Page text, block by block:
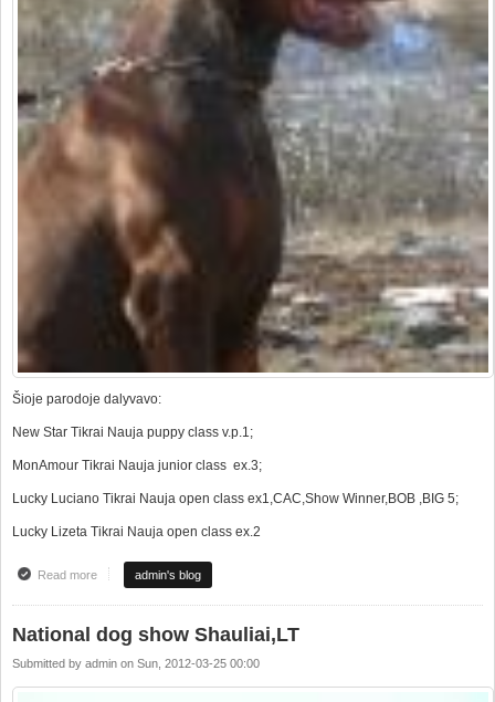
Šioje parodoje dalyvavo:
New Star Tikrai Nauja puppy class v.p.1;
MonAmour Tikrai Nauja junior class ex.3;
Lucky Luciano Tikrai Nauja open class ex1,CAC,Show Winner,BOB ,BIG 5;
Lucky Lizeta Tikrai Nauja open class ex.2
Read moreabout Nacionalinė paroda Šiauliuose
admin's blog
National dog show Shauliai,LT
Submitted by admin on Sun, 2012-03-25 00:00